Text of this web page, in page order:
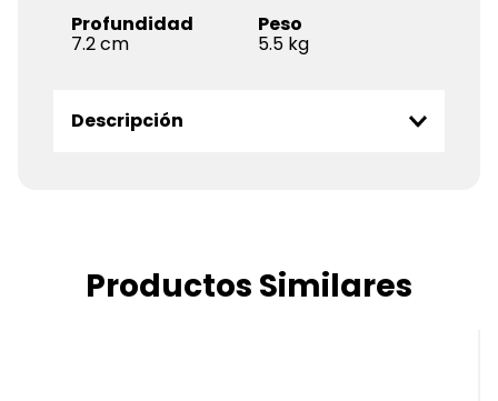
Profundidad
7.2
Peso
5.5
Descripción
Productos Similares